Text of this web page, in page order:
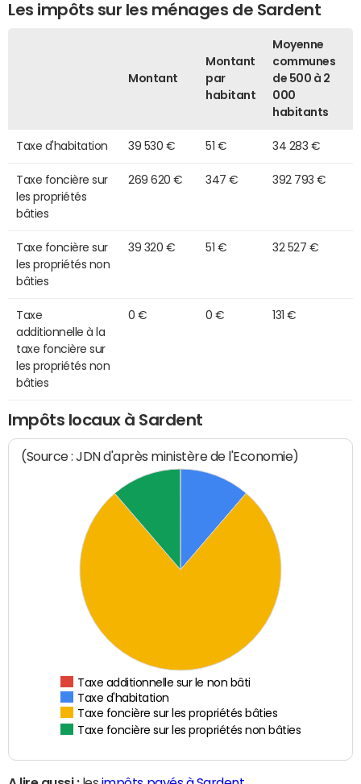
Les impôts sur les ménages de Sardent
Montant
Montant
par
habitant
Moyenne
communes
de 500 à 2
000
habitants
Taxe d'habitation 39 530 € 51 € 34 283 €
Taxe foncière sur
les propriétés
bâties
269 620 € 347 € 392 793 €
Taxe foncière sur
les propriétés non
bâties
39 320 € 51 € 32 527 €
Taxe
additionnelle à la
taxe foncière sur
les propriétés non
bâties
0 € 0 € 131 €
Impôts locaux à Sardent
(Source : JDN d'après ministère de l'Economie)
Taxe additionnelle sur le non bâti
Taxe d'habitation
Taxe foncière sur les propriétés bâties
Taxe foncière sur les propriétés non bâties